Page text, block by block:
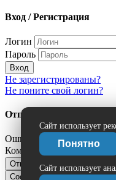
Сайт использует
Понятно
Сайт использует
Вход / Регистрация
Логин
Пароль
Вход
Не зарегистрированы?
Не поните свой логин?
Отправить сообщение об
Ошибка:
Комментарий
Отправить
Сообщить об ошибке